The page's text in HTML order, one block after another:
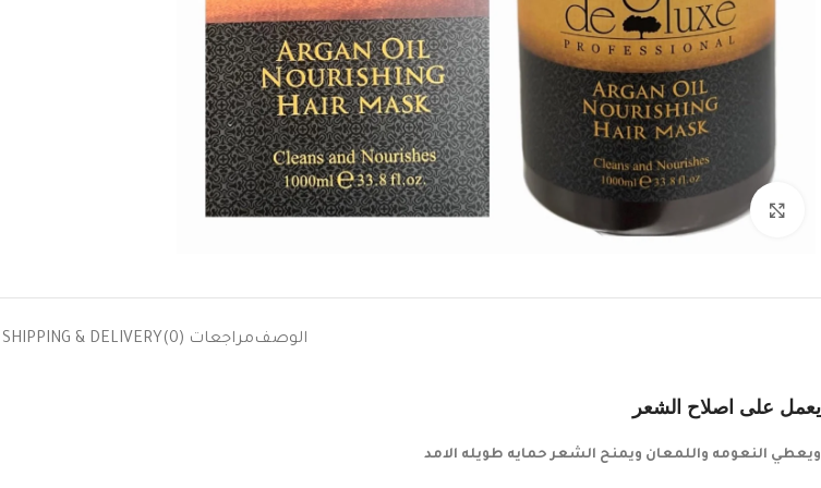
Click to enlarge
الوصفمراجعات (0) SHIPPING & DELIVERY
يعمل على اصلاح الشعر
ويعطي النعومه واللمعان ويمنح الشعر حمايه طويله الامد